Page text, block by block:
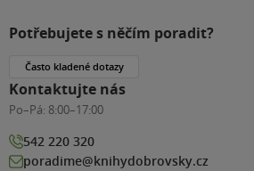
Potřebujete s něčím poradit?
Často kladené dotazy
Kontaktujte nás
Po–Pá: 8:00–17:00
542 220 320
poradime@knihydobrovsky.cz